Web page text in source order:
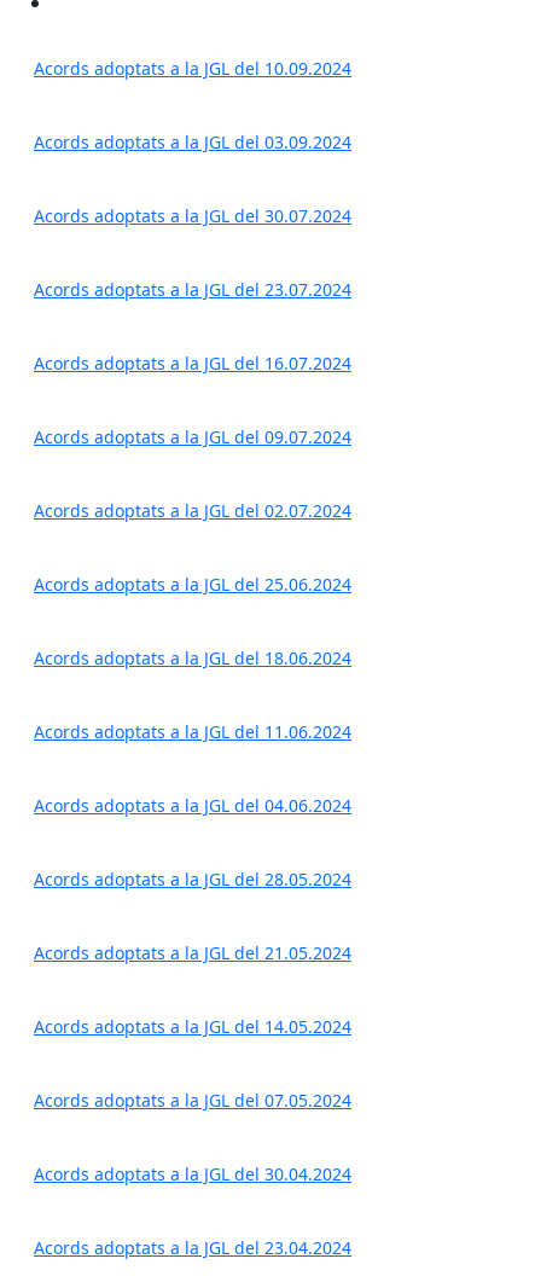
Acords adoptats a la JGL del 10.09.2024
Acords adoptats a la JGL del 03.09.2024
Acords adoptats a la JGL del 30.07.2024
Acords adoptats a la JGL del 23.07.2024
Acords adoptats a la JGL del 16.07.2024
Acords adoptats a la JGL del 09.07.2024
Acords adoptats a la JGL del 02.07.2024
Acords adoptats a la JGL del 25.06.2024
Acords adoptats a la JGL del 18.06.2024
Acords adoptats a la JGL del 11.06.2024
Acords adoptats a la JGL del 04.06.2024
Acords adoptats a la JGL del 28.05.2024
Acords adoptats a la JGL del 21.05.2024
Acords adoptats a la JGL del 14.05.2024
Acords adoptats a la JGL del 07.05.2024
Acords adoptats a la JGL del 30.04.2024
Acords adoptats a la JGL del 23.04.2024